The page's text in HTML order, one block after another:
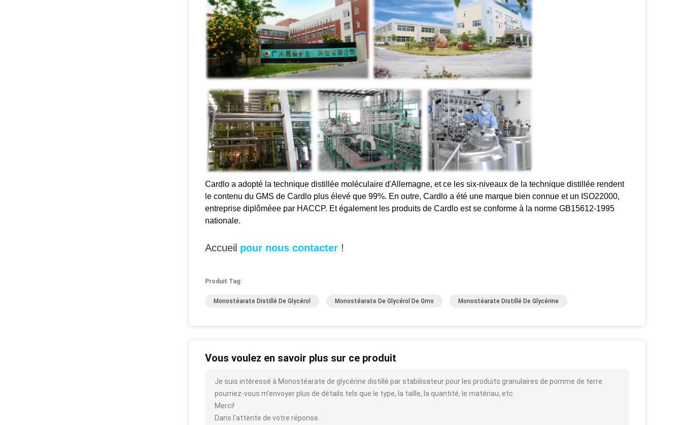
Cardlo a adopté la technique distillée moléculaire d'Allemagne, et ce les six-niveaux de la technique distillée rendent
le contenu du GMS de Cardlo plus élevé que 99%. En outre, Cardlo a été une marque bien connue et un ISO22000,
entreprise diplôméee par HACCP. Et également les produits de Cardlo est se conforme à la norme GB15612-1995
nationale.
Accueil pour nous contacter !
Produit Tag:
Monostéarate Distillé De Glycérol Monostéarate De Glycérol De Gms Monostéarate Distillé De Glycérine
Vous voulez en savoir plus sur ce produit
Je suis intéressé à Monostéarate de glycérine distillé par stabilisateur pour les produits granulaires de pomme de terre
pourriez-vous m'envoyer plus de détails tels que le type, la taille, la quantité, le matériau, etc.
Merci!
Dans l'attente de votre réponse.